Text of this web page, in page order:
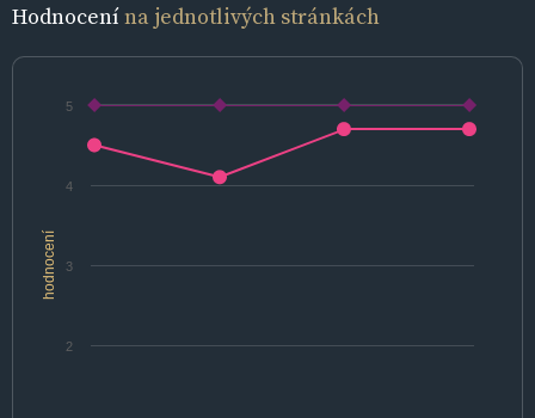
Hodnocenína jednotlivých stránkách
hodnocení
2
3
4
5